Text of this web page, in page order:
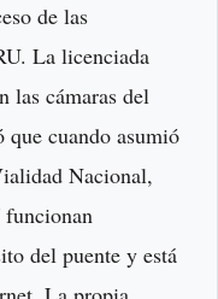
de las
La licenciada
las cámaras del
que cuando asumió
Nacional,
del puente y está